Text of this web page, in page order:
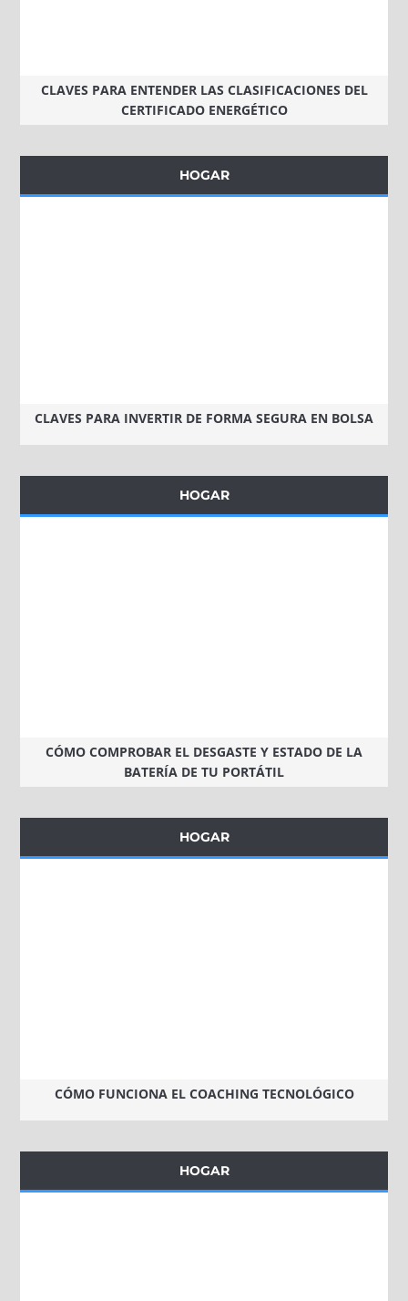
CLAVES PARA ENTENDER LAS CLASIFICACIONES DEL
CERTIFICADO ENERGÉTICO
HOGAR
CLAVES PARA INVERTIR DE FORMA SEGURA EN BOLSA
HOGAR
CÓMO COMPROBAR EL DESGASTE Y ESTADO DE LA
BATERÍA DE TU PORTÁTIL
HOGAR
CÓMO FUNCIONA EL COACHING TECNOLÓGICO
HOGAR